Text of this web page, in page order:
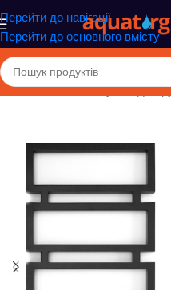
Перейти до навігації
Перейти до основного вмісту
Головна/Genesis/Сушка для